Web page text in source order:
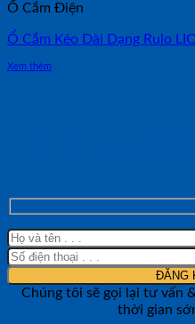
Ổ Cắm Điện
Ổ Cắm Kéo Dài Dạng Rulo
Xem thêm
Chúng tôi sẽ gọi lại tư vấn
thời gian